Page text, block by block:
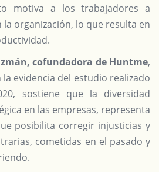
motiva a los trabajadores a
organización, lo que resulta en
cofundadora de Huntme,
evidencia del estudio realizado
sostiene que la diversidad
en las empresas, representa
posibilita corregir injusticias y
cometidas en el pasado y